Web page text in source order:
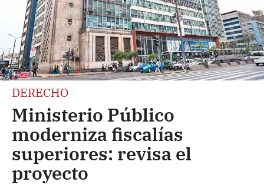
DERECHO
Ministerio Público
moderniza fiscalías
superiores: revisa el
proyecto